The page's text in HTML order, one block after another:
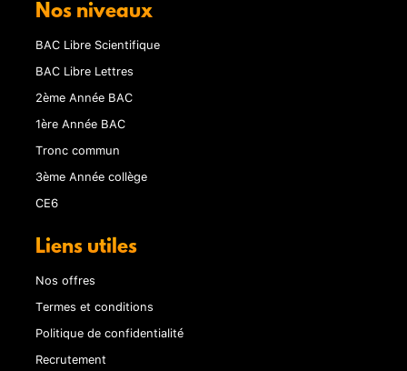
Nos niveaux
BAC Libre Scientifique
BAC Libre Lettres
2ème Année BAC
1ère Année BAC
Tronc commun
3ème Année collège
CE6
Liens utiles
Nos offres
Termes et conditions
Politique de confidentialité
Recrutement